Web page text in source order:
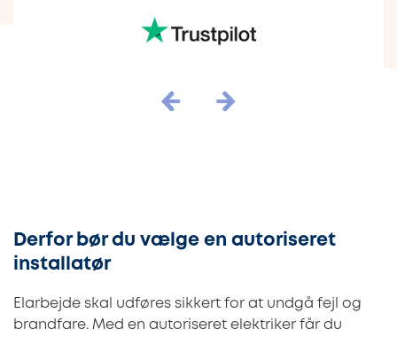
Derfor bør du vælge en autoriseret
installatør
Elarbejde skal udføres sikkert for at undgå fejl og
brandfare. Med en autoriseret elektriker får du